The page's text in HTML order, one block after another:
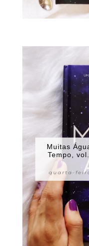
Muitas
Tempo,
quarta-